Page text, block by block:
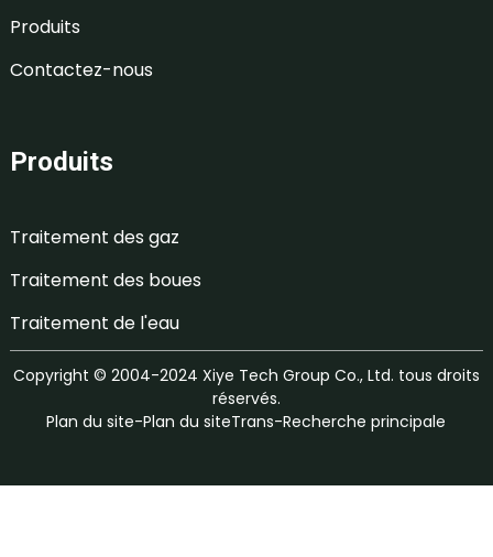
Produits
Contactez-nous
Produits
Traitement des gaz
Traitement des boues
Traitement de l'eau
Copyright © 2004-2024 Xiye Tech Group Co., Ltd. tous droits
réservés.
Plan du site-Plan du siteTrans-Recherche principale